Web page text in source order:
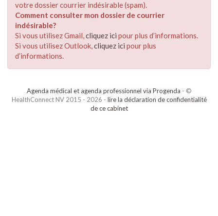
votre dossier courrier indésirable (spam).
Comment consulter mon dossier de courrier
indésirable?
Si vous utilisez Gmail,cliquez ici pour plus d’informations.
Si vous utilisez Outlook,cliquez ici pour plus
d’informations.
Agenda médical et agenda professionnel via Progenda - ©
HealthConnect NV 2015 - 2026 - lire la déclaration de confidentialité
de ce cabinet